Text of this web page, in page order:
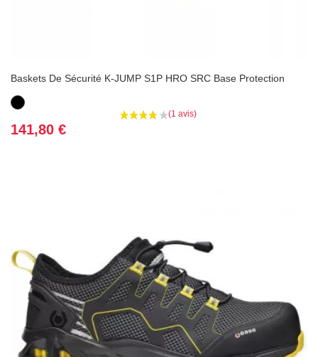
Baskets De Sécurité K-JUMP S1P HRO SRC Base Protection
Noir
Prix
141,80 €